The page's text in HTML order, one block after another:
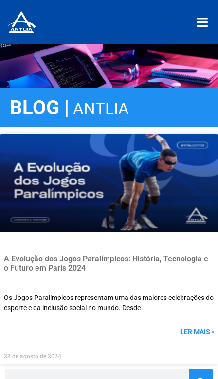
BLOG | ANTLIA
A Evolução dos Jogos Paralímpicos: História, Tecnologia e
o Futuro em Paris 2024
Os Jogos Paralímpicos representam uma das maiores celebrações do
esporte e da inclusão social no mundo. Desde
LER MAIS •
28 de agosto de 2024